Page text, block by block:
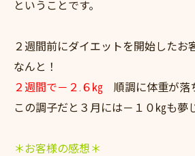
ということです。
２週間前にダイエットを開始したお
なんと！
２週間で－２.６㎏ 順調に体重が落
この調子だと３月には－１０㎏も夢
＊お客様の感想＊